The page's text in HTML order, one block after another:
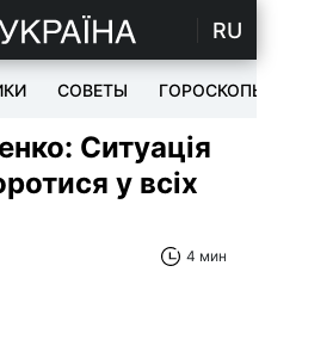
RU
СОВЕТЫ ГОРОСКОПЫ
Ситуація
у всіх
4 мин